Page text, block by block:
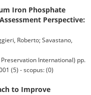
Iron Phosphate
Perspective:
Roberto; Savastano,
Preservation International) pp.
(5) - scopus: (0)
to Improve